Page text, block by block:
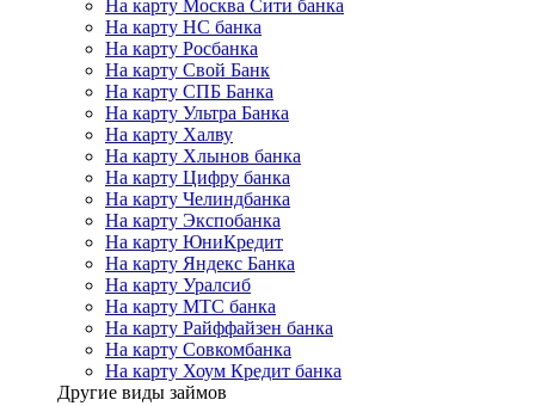
На карту Москва Сити банка
На карту НС банка
На карту Росбанка
На карту Свой Банк
На карту СПБ Банка
На карту Ультра Банка
На карту Халву
На карту Хлынов банка
На карту Цифру банка
На карту Челиндбанка
На карту Экспобанка
На карту ЮниКредит
На карту Яндекс Банка
На карту Уралсиб
На карту МТС банка
На карту Райффайзен банка
На карту Совкомбанка
На карту Хоум Кредит банка
Другие виды займов